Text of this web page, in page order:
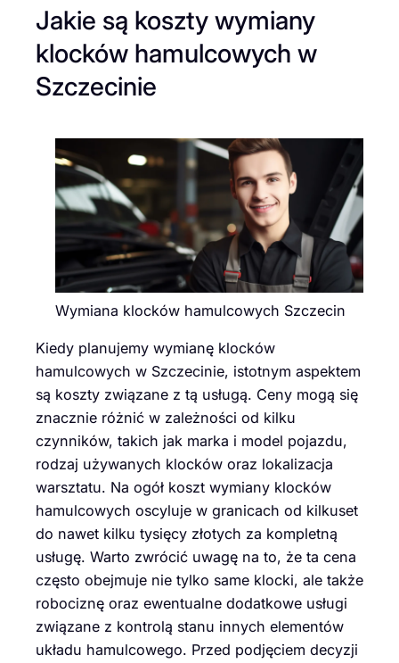
Jakie są koszty wymiany
klocków hamulcowych w
Szczecinie
Wymiana klocków hamulcowych Szczecin
Kiedy planujemy wymianę klocków
hamulcowych w Szczecinie, istotnym aspektem
są koszty związane z tą usługą. Ceny mogą się
znacznie różnić w zależności od kilku
czynników, takich jak marka i model pojazdu,
rodzaj używanych klocków oraz lokalizacja
warsztatu. Na ogół koszt wymiany klocków
hamulcowych oscyluje w granicach od kilkuset
do nawet kilku tysięcy złotych za kompletną
usługę. Warto zwrócić uwagę na to, że ta cena
często obejmuje nie tylko same klocki, ale także
robociznę oraz ewentualne dodatkowe usługi
związane z kontrolą stanu innych elementów
układu hamulcowego. Przed podjęciem decyzji